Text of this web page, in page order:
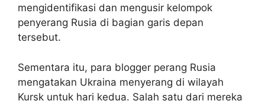
mengidentifikasi dan mengusir kelompok
penyerang Rusia di bagian garis depan
tersebut.
Sementara itu, para blogger perang Rusia
mengatakan Ukraina menyerang di wilayah
Kursk untuk hari kedua. Salah satu dari mereka